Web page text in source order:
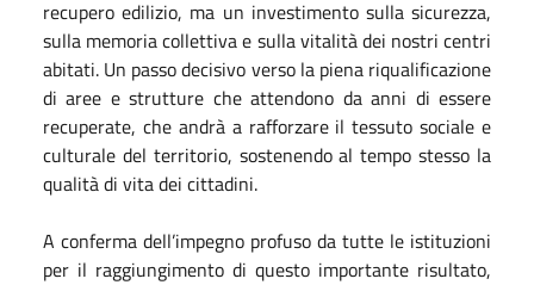
recupero edilizio, ma un investimento sulla sicurezza,
sulla memoria collettiva e sulla vitalità dei nostri centri
abitati. Un passo decisivo verso la piena riqualificazione
di aree e strutture che attendono da anni di essere
recuperate, che andrà a rafforzare il tessuto sociale e
culturale del territorio, sostenendo al tempo stesso la
qualità di vita dei cittadini.
A conferma dell’impegno profuso da tutte le istituzioni
per il raggiungimento di questo importante risultato,